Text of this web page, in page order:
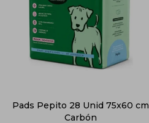
Pads Pepito 28 Unid 75x60 cm
Carbón